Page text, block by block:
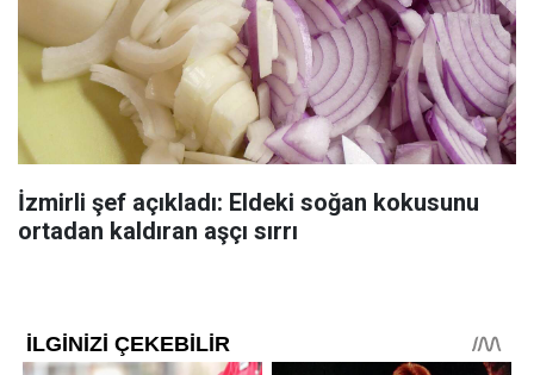
İzmirli şef açıkladı: Eldeki soğan kokusunu
ortadan kaldıran aşçı sırrı